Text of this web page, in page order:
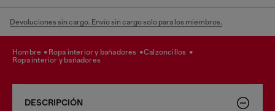
Devoluciones sin cargo. Envío sin cargo solo para los miembros.
hombre ropa interior y bañadores
calzoncillos
ropa interior y bañadores
DESCRIPCIÓN